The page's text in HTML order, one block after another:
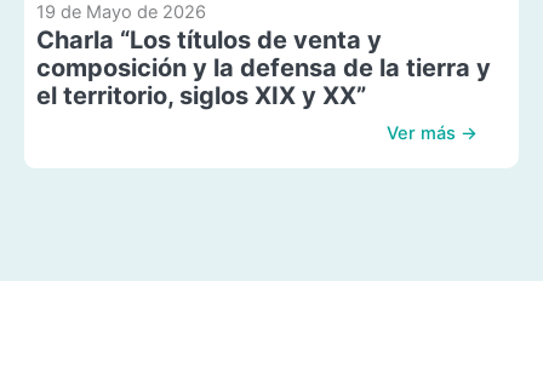
19 de Mayo de 2026
Charla “Los títulos de venta y
composición y la defensa de la tierra y
el territorio, siglos XIX y XX”
Ver más →